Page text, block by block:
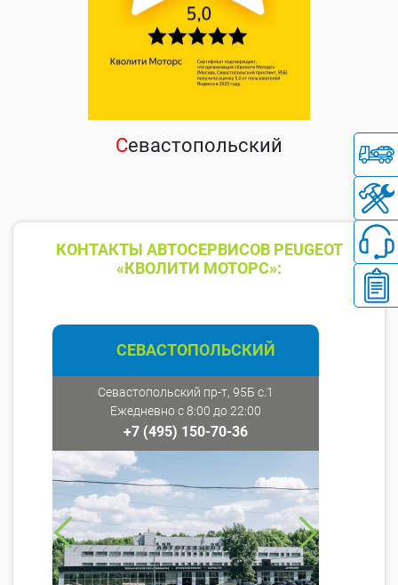
Севастопольский
КОНТАКТЫ АВТОСЕРВИСОВ PEUGEOT
«КВОЛИТИ МОТОРС»:
СЕВАСТОПОЛЬСКИЙ
Севастопольский пр-т, 95Б с.1
Ежедневно с 8:00 до 22:00
+7 (495) 150-70-36